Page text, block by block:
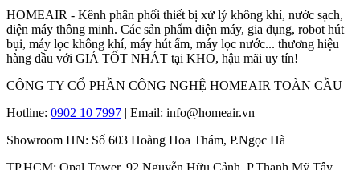
HOMEAIR - Kênh phân phối thiết bị xử lý không khí, nước sạch,
điện máy thông minh. Các sản phẩm điện máy, gia dụng, robot hút
bụi, máy lọc không khí, máy hút ẩm, máy lọc nước... thương hiệu
hàng đầu với GIÁ TỐT NHÁT tại KHO, hậu mãi uy tín!
CÔNG TY CỔ PHẦN CÔNG NGHỆ HOMEAIR TOÀN CẦU
Hotline: 0902 10 7997 | Email: info@homeair.vn
Showroom HN: Số 603 Hoàng Hoa Thám, P.Ngọc Hà
TP.HCM: Opal Tower, 92 Nguyễn Hữu Cảnh, P.Thạnh Mỹ Tây